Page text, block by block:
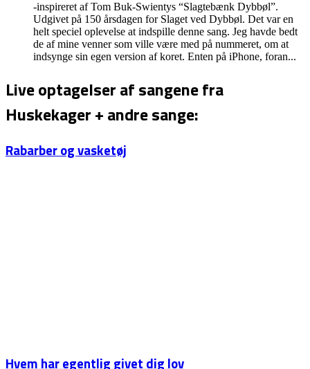
-inspireret af Tom Buk-Swientys “Slagtebænk Dybbøl”.
Udgivet på 150 årsdagen for Slaget ved Dybbøl. Det var en
helt speciel oplevelse at indspille denne sang. Jeg havde bedt
de af mine venner som ville være med på nummeret, om at
indsynge sin egen version af koret. Enten på iPhone, foran...
Live optagelser af sangene fra
Huskekager + andre sange:
Rabarber og vasketøj
Hvem har egentlig givet dig lov